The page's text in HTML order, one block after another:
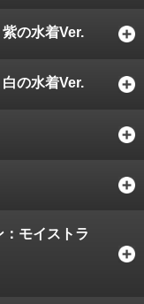
の水着Ver.
の水着Ver.
モイストラ